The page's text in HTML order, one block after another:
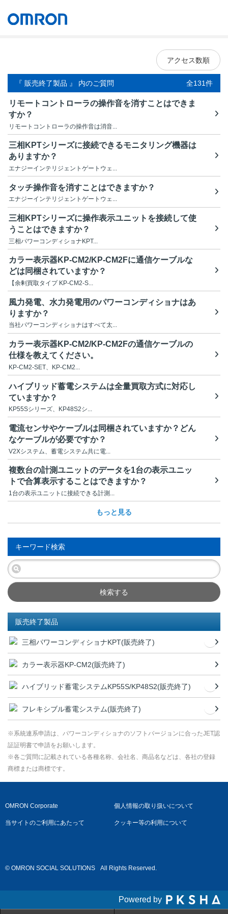
アクセス数順
『 販売終了製品 』 内のご質問 全131件
リモートコントローラの操作音を消すことはできま
すか？
リモートコントローラの操作音は消音...
三相KPTシリーズに接続できるモニタリング機器は
ありますか？
エナジーインテリジェントゲートウェ...
タッチ操作音を消すことはできますか？
エナジーインテリジェントゲートウェ...
三相KPTシリーズに操作表示ユニットを接続して使
うことはできますか？
三相パワーコンディショナKPT...
カラー表示器KP-CM2/KP-CM2Fに通信ケーブルな
どは同梱されていますか？
【余剰買取タイプ KP-CM2-S...
風力発電、水力発電用のパワーコンディショナはあ
りますか？
当社パワーコンディショナはすべて太...
カラー表示器KP-CM2/KP-CM2Fの通信ケーブルの
仕様を教えてください。
KP-CM2-SET、KP-CM2...
ハイブリッド蓄電システムは全量買取方式に対応し
ていますか？
KP55Sシリーズ、KP48S2シ...
電流センサやケーブルは同梱されていますか？どん
なケーブルが必要ですか？
V2Xシステム、蓄電システム共に電...
複数台の計測ユニットのデータを1台の表示ユニッ
トで合算表示することはできますか？
1台の表示ユニットに接続できる計測...
もっと見る
キーワード検索
検索する
販売終了製品
三相パワーコンディショナKPT(販売終了)
カラー表示器KP-CM2(販売終了)
ハイブリッド蓄電システムKP55S/KP48S2(販売終了)
フレキシブル蓄電システム(販売終了)
※系統連系申請は、パワーコンディショナのソフトバージョンに合ったJET認
証証明書で申請をお願いします。
※各ご質問に記載されている各種名称、会社名、商品名などは、各社の登録
商標または商標です。
OMRON Corporate 個人情報の取り扱いについて
当サイトのご利用にあたって クッキー等の利用について
© OMRON SOCIAL SOLUTIONS All Rights Reserved.
Powered by